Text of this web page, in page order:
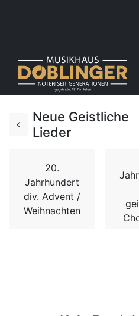
Neue Geistliche
Lieder
20.
Jahrhundert
div. Advent /
Weihnachten